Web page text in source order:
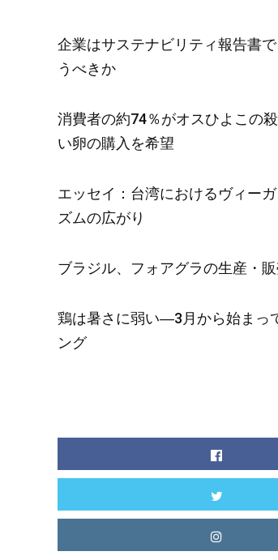
企業はサステナビリティ報告書
うべきか
消費者の約74％がオスひよこの
い卵の購入を希望
エッセイ：台湾におけるヴィー
ズムの広がり
ブラジル、フォアグラの生産・
鶏は暑さに弱い―3月から始まっ
ング